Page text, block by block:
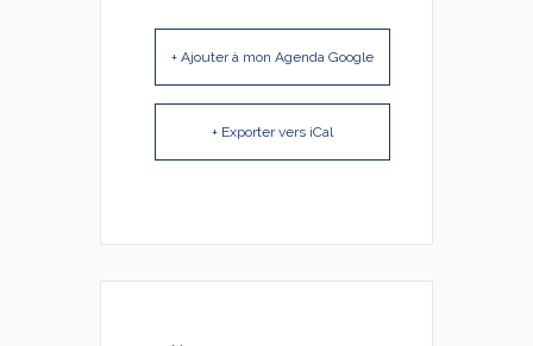
+ Ajouter à mon Agenda Google
+ Exporter vers iCal